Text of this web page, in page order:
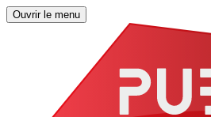
Ouvrir le menu